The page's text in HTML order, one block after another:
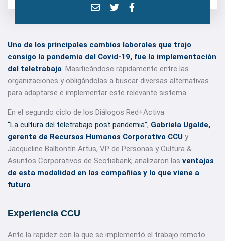
Uno de los principales cambios laborales que trajo
consigo la pandemia del Covid-19, fue la implementación
del teletrabajo. Masificándose rápidamente entre las
organizaciones y obligándolas a buscar diversas alternativas
para adaptarse e implementar este relevante sistema.
En el segundo ciclo de los Diálogos Red+Activa
“La cultura del teletrabajo post pandemia”, Gabriela Ugalde,
gerente de Recursos Humanos Corporativo CCU y
Jacqueline Balbontín Artus, VP de Personas y Cultura &
Asuntos Corporativos de Scotiabank; analizaron las ventajas
de esta modalidad en las compañías y lo que viene a
futuro.
Experiencia CCU
Ante la rapidez con la que se implementó el trabajo remoto